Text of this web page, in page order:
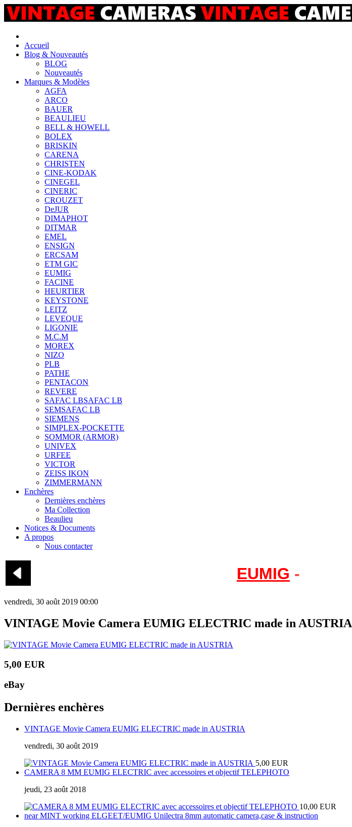
Accueil
Blog & Nouveautés
BLOG
Nouveautés
Marques & Modèles
AGFA
ARCO
BAUER
BEAULIEU
BELL & HOWELL
BOLEX
BRISKIN
CARENA
CHRISTEN
CINE-KODAK
CINEGEL
CINERIC
CROUZET
DeJUR
DIMAPHOT
DITMAR
EMEL
ENSIGN
ERCSAM
ETM GIC
EUMIG
FACINE
HEURTIER
KEYSTONE
LEITZ
LEVEQUE
LIGONIE
M.C.M
MOREX
NIZO
PLB
PATHE
PENTACON
REVERE
SAFAC LBSAFAC LB
SEMSAFAC LB
SIEMENS
SIMPLEX-POCKETTE
SOMMOR (ARMOR)
UNIVEX
URFEE
VICTOR
ZEISS IKON
ZIMMERMANN
Enchères
Dernières enchères
Ma Collection
Beaulieu
Notices & Documents
A propos
Nous contacter
EUMIG -
vendredi, 30 août 2019 00:00
VINTAGE Movie Camera EUMIG ELECTRIC made in AUSTRIA
5,00 EUR
eBay
Dernières enchères
VINTAGE Movie Camera EUMIG ELECTRIC made in AUSTRIA
vendredi, 30 août 2019
5,00 EUR
CAMERA 8 MM EUMIG ELECTRIC avec accessoires et objectif TELEPHOTO
jeudi, 23 août 2018
10,00 EUR
near MINT working ELGEET/EUMIG Unilectra 8mm automatic camera,case & instruction